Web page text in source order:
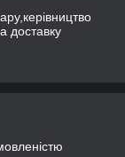
доставку